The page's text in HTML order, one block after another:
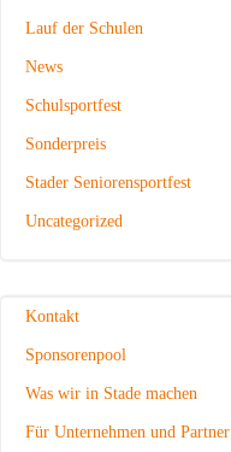
Lauf der Schulen
News
Schulsportfest
Sonderpreis
Stader Seniorensportfest
Uncategorized
Kontakt
Sponsorenpool
Was wir in Stade machen
Für Unternehmen und Partner